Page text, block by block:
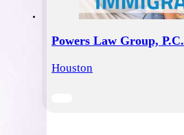
Powers Law Group, P.C.
Houston